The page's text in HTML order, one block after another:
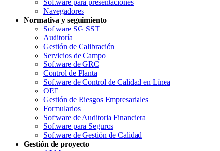
Software para presentaciones
Navegadores
Normativa y seguimiento
Software SG-SST
Auditoría
Gestión de Calibración
Servicios de Campo
Software de GRC
Control de Planta
Software de Control de Calidad en Línea
OEE
Gestión de Riesgos Empresariales
Formularios
Software de Auditoria Financiera
Software para Seguros
Software de Gestión de Calidad
Gestión de proyecto